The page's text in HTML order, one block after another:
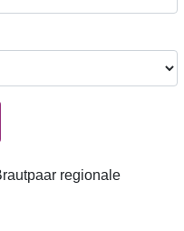
regionale